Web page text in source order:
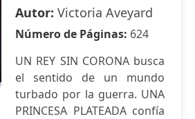
Autor: Victoria Aveyard
Número de Páginas: 624
UN REY SIN CORONA busca
el sentido de un mundo
turbado por la guerra. UNA
PRINCESA PLATEADA confía